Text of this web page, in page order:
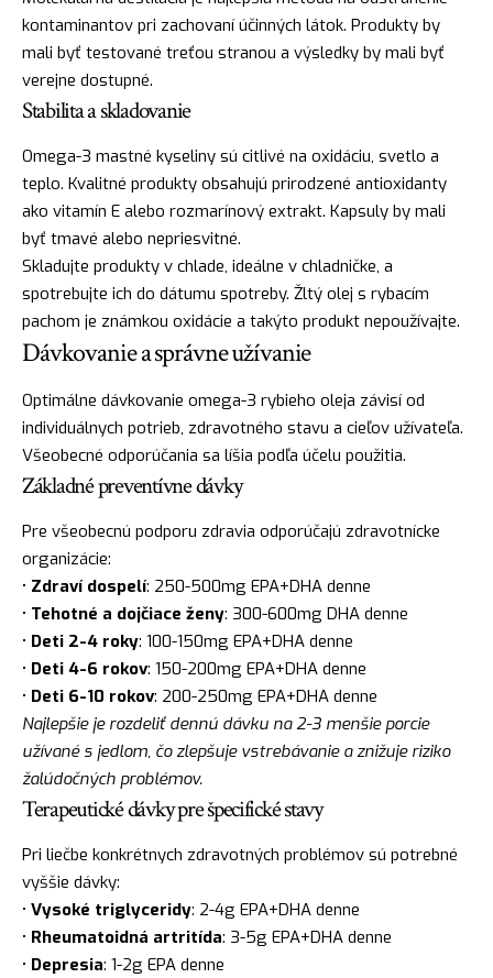
kontaminantov pri zachovaní účinných látok. Produkty by
mali byť testované treťou stranou a výsledky by mali byť
verejne dostupné.
Stabilita a skladovanie
Omega-3 mastné kyseliny sú citlivé na oxidáciu, svetlo a
teplo. Kvalitné produkty obsahujú prirodzené antioxidanty
ako vitamín E alebo rozmarínový extrakt. Kapsuly by mali
byť tmavé alebo nepriesvitné.
Skladujte produkty v chlade, ideálne v chladničke, a
spotrebujte ich do dátumu spotreby. Žltý olej s rybacím
pachom je známkou oxidácie a takýto produkt nepoužívajte.
Dávkovanie a správne užívanie
Optimálne dávkovanie omega-3 rybieho oleja závisí od
individuálnych potrieb, zdravotného stavu a cieľov užívateľa.
Všeobecné odporúčania sa líšia podľa účelu použitia.
Základné preventívne dávky
Pre všeobecnú podporu zdravia odporúčajú zdravotnícke
organizácie:
• Zdraví dospelí: 250-500mg EPA+DHA denne
• Tehotné a dojčiace ženy: 300-600mg DHA denne
• Deti 2-4 roky: 100-150mg EPA+DHA denne
• Deti 4-6 rokov: 150-200mg EPA+DHA denne
• Deti 6-10 rokov: 200-250mg EPA+DHA denne
Najlepšie je rozdeliť dennú dávku na 2-3 menšie porcie
užívané s jedlom, čo zlepšuje vstrebávanie a znižuje riziko
žalúdočných problémov.
Terapeutické dávky pre špecifické stavy
Pri liečbe konkrétnych zdravotných problémov sú potrebné
vyššie dávky:
• Vysoké triglyceridy: 2-4g EPA+DHA denne
• Rheumatoidná artritída: 3-5g EPA+DHA denne
• Depresia: 1-2g EPA denne